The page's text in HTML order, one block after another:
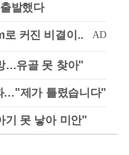
발했다
…유골 못 찾아"
…"제가 틀렸습니다"
기 못 낳아 미안"